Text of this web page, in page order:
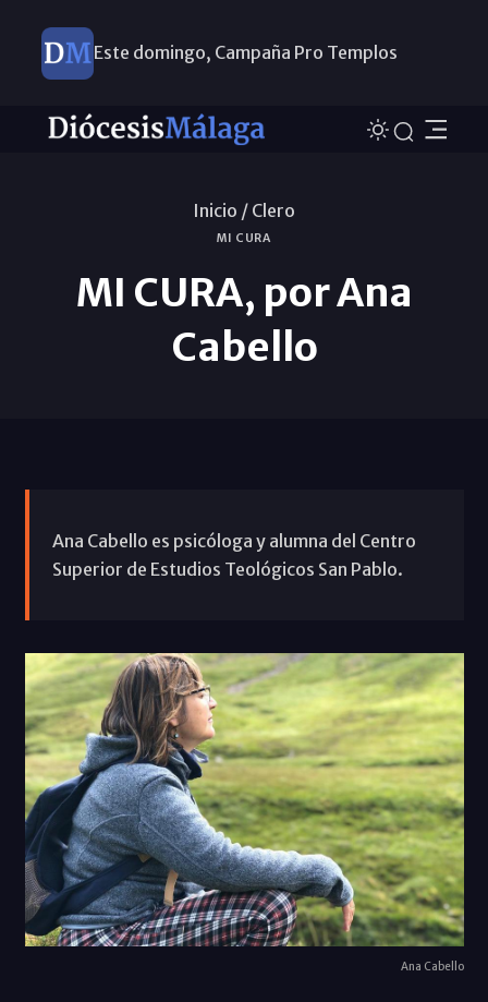
Este domingo, Campaña Pro Templos
Inicio / Clero
MI CURA
MI CURA, por Ana
Cabello
Ana Cabello es psicóloga y alumna del Centro
Superior de Estudios Teológicos San Pablo.
Ana Cabello